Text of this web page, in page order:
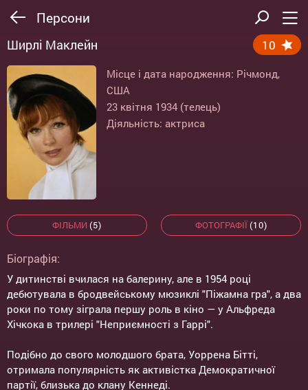
Персони
Ширлі Маклейн 10
Місце і дата народження: Річмонд,
США
23 квітня 1934 (телець)
Діяльність: актриса
ФІЛЬМИ (5) ФОТОГРАФІЇ(10)
Біографія:
У дитинстві вчилася на балерину, але в 1954 році
дебютувала в бродвейському мюзиклі "Піжамна гра", а два
роки по тому зіграла першу роль в кіно — у Альфреда
Хічкока в трилері "Неприємності з Гаррі".
Подібно до свого молодшого брата, Уоррена Бітті,
отримала популярність як активістка Демократичної
партії, близька до клану Кеннеді.